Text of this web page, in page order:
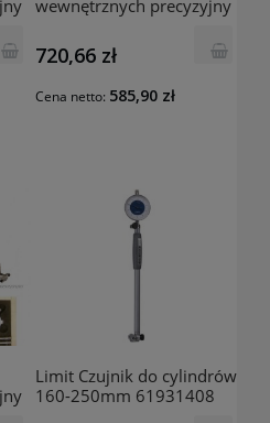
wewnętrznych precyzyjny
Germany
720,66 zł
Cena netto: 585,90 zł
Limit Czujnik do cylindrów
160-250mm 61931408